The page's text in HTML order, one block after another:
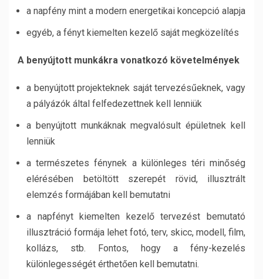
a napfény mint a modern energetikai koncepció alapja
egyéb, a fényt kiemelten kezelő saját megközelítés
A benyújtott munkákra vonatkozó követelmények
a benyújtott projekteknek saját tervezésűeknek, vagy
a pályázók által felfedezettnek kell lenniük
a benyújtott munkáknak megvalósult épületnek kell
lenniük
a természetes fénynek a különleges téri minőség
elérésében betöltött szerepét rövid, illusztrált
elemzés formájában kell bemutatni
a napfényt kiemelten kezelő tervezést bemutató
illusztráció formája lehet fotó, terv, skicc, modell, film,
kollázs, stb. Fontos, hogy a fény-kezelés
különlegességét érthetően kell bemutatni.